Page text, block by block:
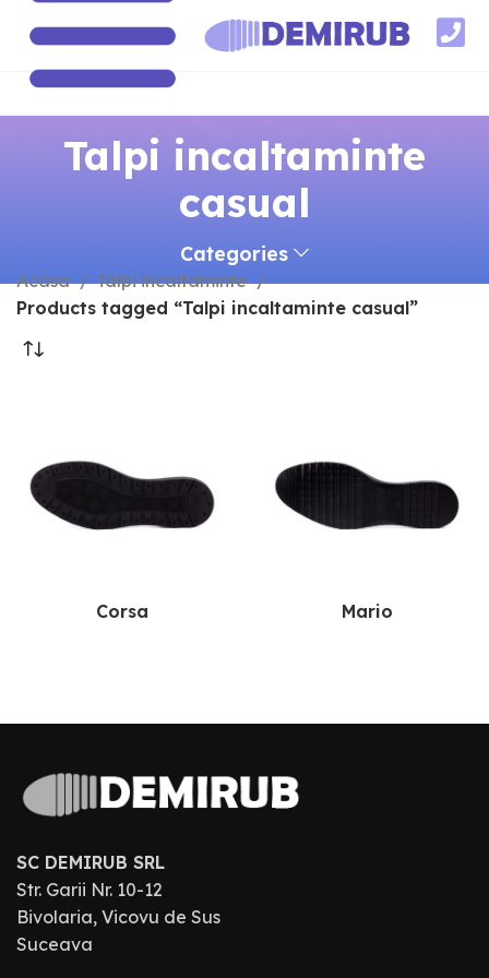
Talpi incaltaminte
casual
Categories
Acasa
Talpi incaltaminte
Products tagged “Talpi incaltaminte casual”
Corsa Mario
SC DEMIRUB SRL
Str. Garii Nr. 10-12
Bivolaria, Vicovu de Sus
Suceava